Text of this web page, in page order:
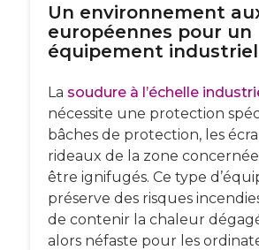
Un environnement
européennes pour un
équipement industriel
La soudure à l’échelle
nécessite une protection
bâches de protection, les
rideaux de la zone
être ignifugés. Ce type
préserve des risques
de contenir la chaleur
alors néfaste pour les